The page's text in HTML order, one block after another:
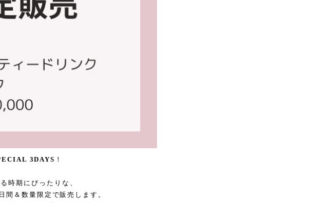
3DAYS ！
時期にぴったりな、
＆数量限定で販売します。